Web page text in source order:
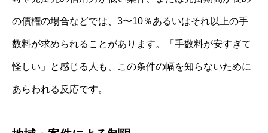
の債権の場合などでは、3〜10％あるいはそれ以上の手
数料が求められることがあります。「手数料が安すぎて
怪しい」と感じる人も、この条件の幅を知らないために
あらわれる反応です。